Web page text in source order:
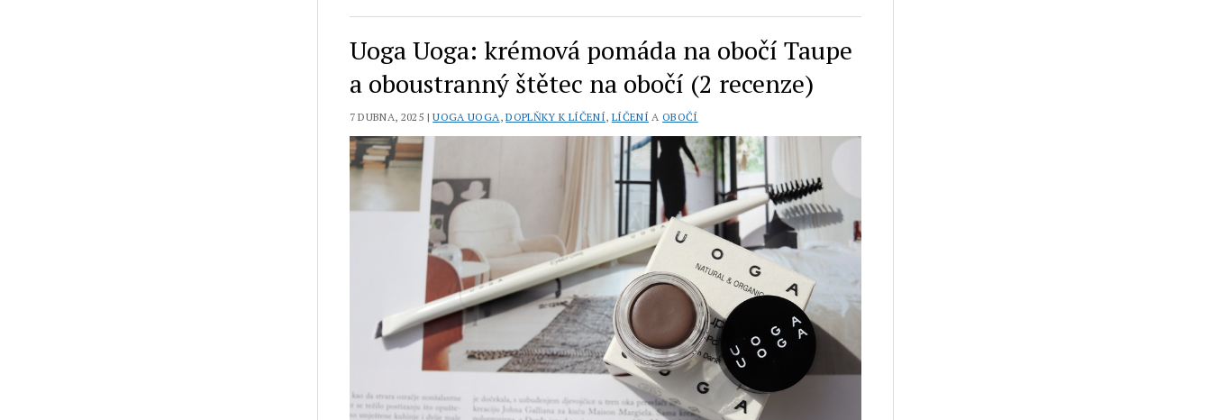
úpravu
obočí
01
Transparent
(recenze)
Uoga Uoga: krémová pomáda na obočí Taupe
a oboustranný štětec na obočí (2 recenze)
7 DUBNA, 2025 |UOGA UOGA ,DOPLŇKY K LÍČENÍ, LÍČENÍAOBOČÍ